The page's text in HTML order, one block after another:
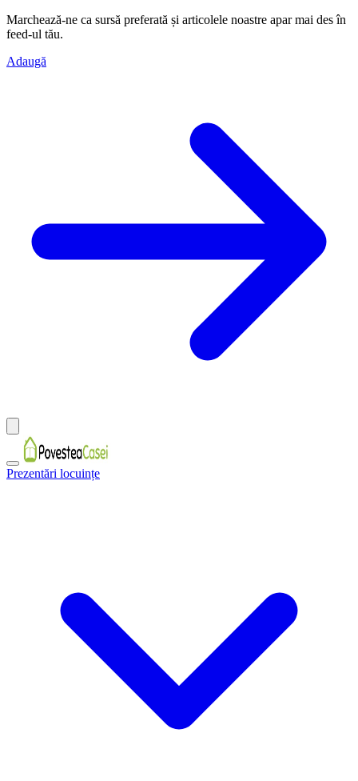
Marchează-ne ca sursă preferată și articolele noastre apar mai des în
feed-ul tău.
Adaugă
Prezentări locuințe